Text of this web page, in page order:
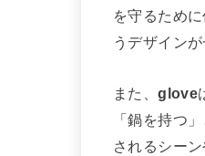
を守るため
うデザインが
また、glove
「鍋を持つ
されるシー